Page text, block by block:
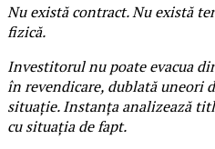
Nu există contract. Nu există
fizică.
Investitorul nu poate evacua
în revendicare, dublată uneori
situație. Instanța analizează
cu situația de fapt.